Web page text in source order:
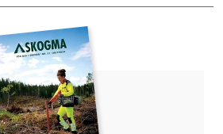
Produkttyp
Slang
Längd
7,5 meter